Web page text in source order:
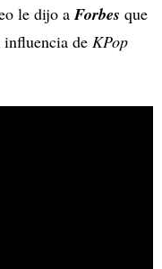
le dijo a Forbes que
influencia de KPop